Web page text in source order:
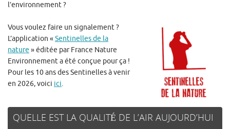
l’environnement ?
Vous voulez faire un signalement ?
L’application «Sentinelles de la
nature » éditée par France Nature
Environnement a été conçue pour ça !
Pour les 10 ans des Sentinelles à venir
en 2026, voici ici.
QUELLE EST LA QUALITÉ DE L’AIR AUJOURD’HUI